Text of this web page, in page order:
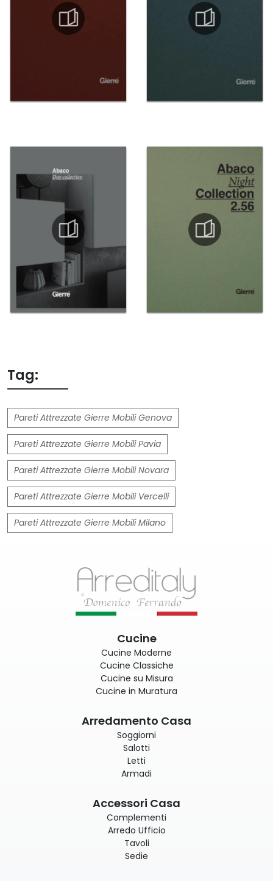
Tag:
Pareti Attrezzate Gierre Mobili Genova
Pareti Attrezzate Gierre Mobili Pavia
Pareti Attrezzate Gierre Mobili Novara
Pareti Attrezzate Gierre Mobili Vercelli
Pareti Attrezzate Gierre Mobili Milano
Cucine
Cucine Moderne
Cucine Classiche
Cucine su Misura
Cucine in Muratura
Arredamento Casa
Soggiorni
Salotti
Letti
Armadi
Accessori Casa
Complementi
Arredo Ufficio
Tavoli
Sedie